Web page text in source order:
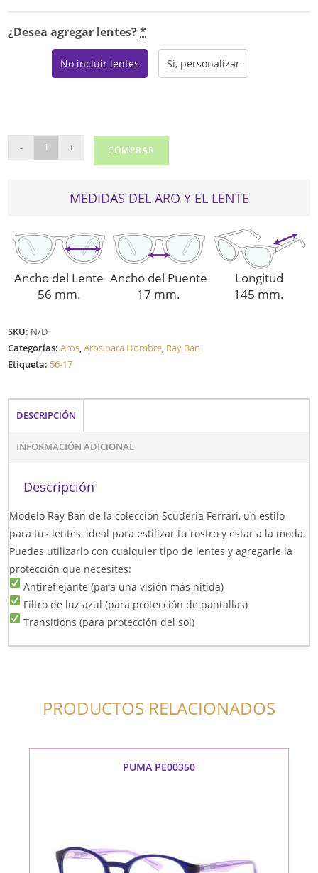
¿Desea agregar lentes?*
No incluir lentes Si, personalizar
BAN
- + COMPRAR
MEDIDAS DEL ARO Y EL LENTE
Ancho del Lente
56 mm.
Ancho del Puente
17 mm.
Longitud
145 mm.
SKU: N/D
Categorías:Aros,Aros para Hombre, Ray Ban
Etiqueta: 56-17
DESCRIPCIÓN
INFORMACIÓN ADICIONAL
Descripción
Modelo Ray Ban de la colección Scuderia Ferrari, un estilo
para tus lentes, ideal para estilizar tu rostro y estar a la moda.
Puedes utilizarlo con cualquier tipo de lentes y agregarle la
protección que necesites:
Antireflejante (para una visión más nítida)
Filtro de luz azul (para protección de pantallas)
Transitions (para protección del sol)
PRODUCTOS RELACIONADOS
PUMA PE00350